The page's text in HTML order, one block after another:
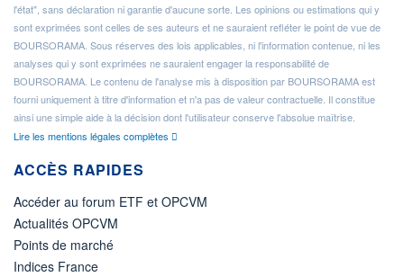
l'état", sans déclaration ni garantie d'aucune sorte. Les opinions ou estimations qui y
sont exprimées sont celles de ses auteurs et ne sauraient refléter le point de vue de
BOURSORAMA. Sous réserves des lois applicables, ni l'information contenue, ni les
analyses qui y sont exprimées ne sauraient engager la responsabilité de
BOURSORAMA. Le contenu de l'analyse mis à disposition par BOURSORAMA est
fourni uniquement à titre d'information et n'a pas de valeur contractuelle. Il constitue
ainsi une simple aide à la décision dont l'utilisateur conserve l'absolue maîtrise.
Lire les mentions légales complètes
ACCÈS RAPIDES
Accéder au forum ETF et OPCVM
Actualités OPCVM
Points de marché
Indices France